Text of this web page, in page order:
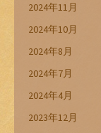
2024年11月
2024年10月
2024年8月
2024年7月
2024年4月
2023年12月